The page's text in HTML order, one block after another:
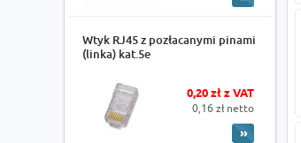
Wtyk RJ45 z pozłacanymi pinami
(linka) kat.5e
0,20 zł z VAT
0,16 zł netto